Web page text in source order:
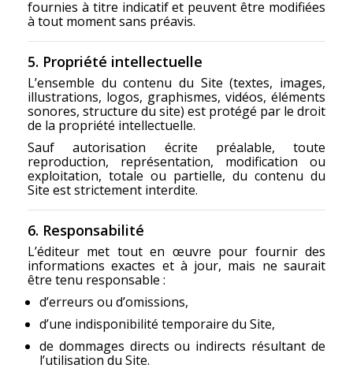
fournies à titre indicatif et peuvent être modifiées
à tout moment sans préavis.
5. Propriété intellectuelle
L’ensemble du contenu du Site (textes, images,
illustrations, logos, graphismes, vidéos, éléments
sonores, structure du site) est protégé par le droit
de la propriété intellectuelle.
Sauf autorisation écrite préalable, toute
reproduction, représentation, modification ou
exploitation, totale ou partielle, du contenu du
Site est strictement interdite.
6. Responsabilité
L’éditeur met tout en œuvre pour fournir des
informations exactes et à jour, mais ne saurait
être tenu responsable :
d’erreurs ou d’omissions,
d’une indisponibilité temporaire du Site,
de dommages directs ou indirects résultant de
l’utilisation du Site.